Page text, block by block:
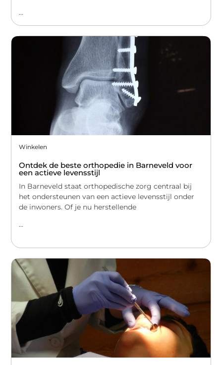
...
Winkelen
Ontdek de beste orthopedie in Barneveld voor
een actieve levensstijl
In Barneveld staat orthopedische zorg centraal bij
het ondersteunen van een actieve levensstijl onder
de inwoners. Of je nu herstellende
...